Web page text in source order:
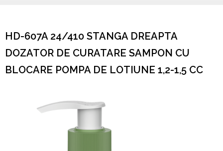
HD-607A 24/410 STANGA DREAPTA
DOZATOR DE CURATARE SAMPON CU
BLOCARE POMPA DE LOTIUNE 1,2-1,5 CC